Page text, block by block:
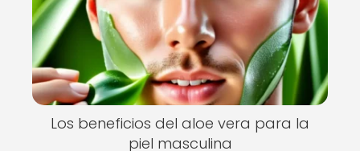
Los beneficios del aloe vera para la
piel masculina